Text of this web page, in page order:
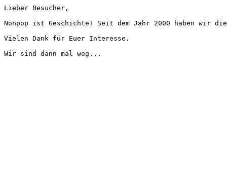
Lieber Besucher,
Nonpop ist Geschichte! Seit dem Jahr 2000 haben wir
Vielen Dank für Euer Interesse.
Wir sind dann mal weg...